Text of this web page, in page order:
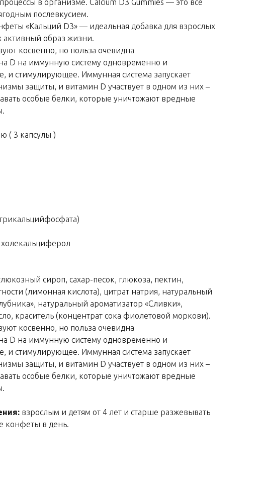
в организме. Calcium D3 Gummies — это все
послевкусием.
«Кальций D3» — идеальная добавка для взрослых
активный образ жизни.
косвенно, но польза очевидна
D на иммунную систему одновременно и
и стимулирующее. Иммунная система запускает
защиты, и витамин D участвует в одном из них –
особые белки, которые уничтожают вредные
( 3 капсулы )
сироп, сахар-песок, глюкоза, пектин,
(лимонная кислота), цитрат натрия, натуральный
натуральный ароматизатор «Сливки»,
краситель (концентрат сока фиолетовой моркови).
косвенно, но польза очевидна
D на иммунную систему одновременно и
и стимулирующее. Иммунная система запускает
защиты, и витамин D участвует в одном из них –
особые белки, которые уничтожают вредные
взрослым и детям от 4 лет и старше разжевывать
конфеты в день.